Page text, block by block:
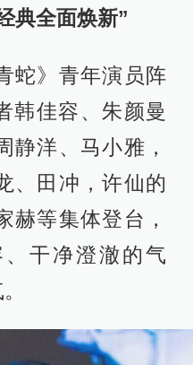
典全面焕新”
蛇》青年演员阵
佳容、朱颜曼
静洋、马小雅，
、田冲，许仙的
赫等集体登台，
干净澄澈的气